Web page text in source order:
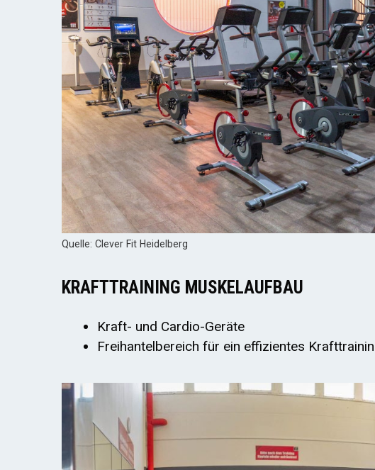
Quelle: Clever Fit Heidelberg
KRAFTTRAINING MUSKELAUFBAU
Kraft- und Cardio-Geräte
Freihantelbereich für ein effizientes